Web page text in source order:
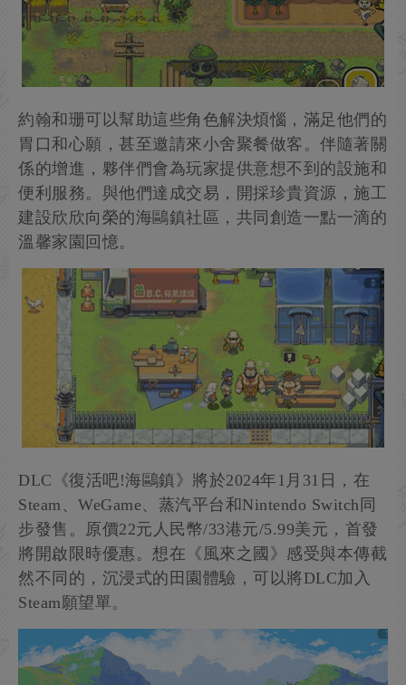
約翰和珊可以幫助這些角色解決煩惱，滿足他們的
胃口和心願，甚至邀請來小舍聚餐做客。伴隨著關
係的增進，夥伴們會為玩家提供意想不到的設施和
便利服務。與他們達成交易，開採珍貴資源，施工
建設欣欣向榮的海鷗鎮社區，共同創造一點一滴的
溫馨家園回憶。
DLC《復活吧!海鷗鎮》將於2024年1月31日，在
Steam、WeGame、蒸汽平台和Nintendo Switch同
步發售。原價22元人民幣/33港元/5.99美元，首發
將開啟限時優惠。想在《風來之國》感受與本傳截
然不同的，沉浸式的田園體驗，可以將DLC加入
Steam願望單。